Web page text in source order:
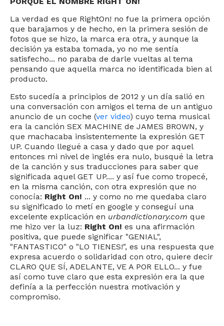
La verdad es que RightOn! no fue la primera opción
que barajamos y de hecho, en la primera sesión de
fotos que se hizo, la marca era otra, y aunque la
decisión ya estaba tomada, yo no me sentía
satisfecho... no paraba de darle vueltas al tema
pensando que aquella marca no identificada bien al
producto.
Esto sucedía a principios de 2012 y un día salió en
una conversación con amigos el tema de un antiguo
anuncio de un coche (ver video) cuyo tema musical
era la canción SEX MACHINE de JAMES BROWN, y
que machacaba insistentemente la expresión GET
UP. Cuando llegué a casa y dado que por aquel
entonces mi nivel de inglés era nulo, busqué la letra
de la canción y sus traducciones para saber que
significada aquel GET UP.... y así fue como tropecé,
en la misma canción, con otra expresión que no
conocía: Right On! ... y como no me quedaba claro
su significado lo metí en google y conseguí una
excelente explicación en urbandictionary.com que
me hizo ver la luz: Right On! es una afirmación
positiva, que puede significar "GENIAL",
"FANTASTICO" o "LO TIENES!", es una respuesta que
expresa acuerdo o solidaridad con otro, quiere decir
CLARO QUE SÍ, ADELANTE, VE A POR ELLO... y fue
así como tuve claro que esta expresión era la que
definía a la perfección nuestra motivación y
compromiso.